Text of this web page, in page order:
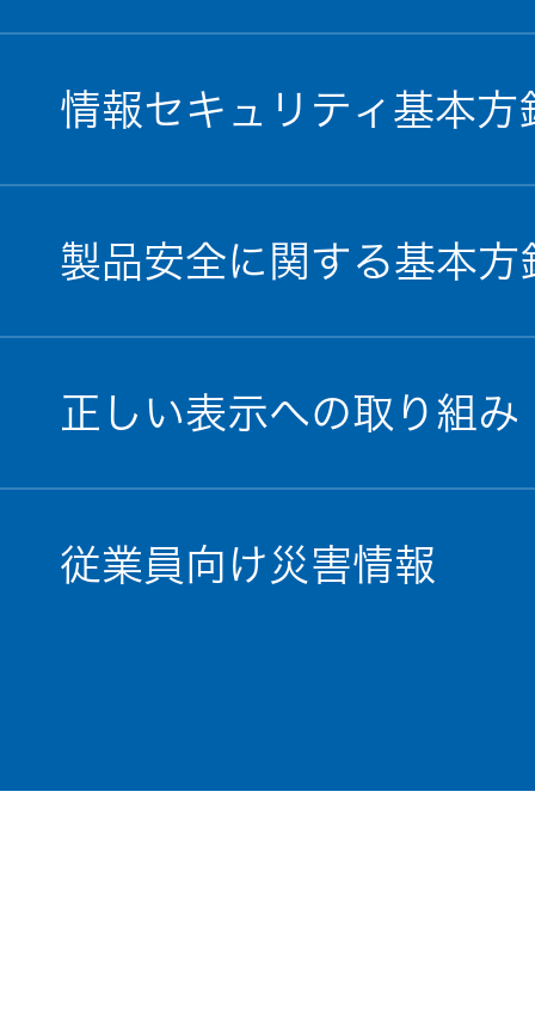
情報セキュリティ基本方
製品安全に関する基本方
正しい表示への取り組み
従業員向け災害情報